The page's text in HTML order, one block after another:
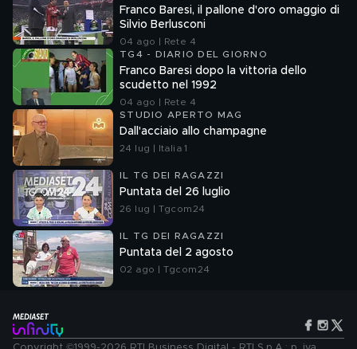
Franco Baresi, il pallone d'oro omaggio di
Silvio Berlusconi
04 ago | Rete 4
TG4 - DIARIO DEL GIORNO
Franco Baresi dopo la vittoria dello
scudetto nel 1992
04 ago | Rete 4
STUDIO APERTO MAG
Dall'acciaio allo champagne
24 lug | Italia 1
IL TG DEI RAGAZZI
Puntata del 26 luglio
26 lug | Tgcom24
IL TG DEI RAGAZZI
Puntata del 2 agosto
02 ago | Tgcom24